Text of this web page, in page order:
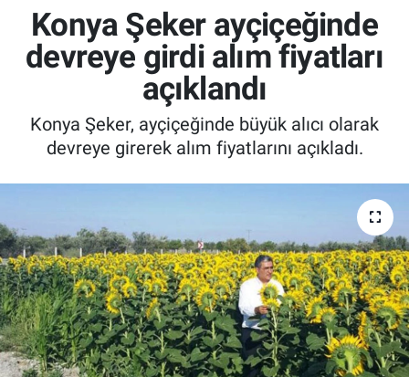
Konya Şeker ayçiçeğinde
devreye girdi alım fiyatları
açıklandı
Konya Şeker, ayçiçeğinde büyük alıcı olarak
devreye girerek alım fiyatlarını açıkladı.
Tarımsal Destekler
Tarım Bakanlığı
Tarım Kredi Kooperatifleri
Et fiyatları
Tarım Bilgisi
Yetiştirici Soruyor
Tüm Manşetler
Son Dakika Haberleri